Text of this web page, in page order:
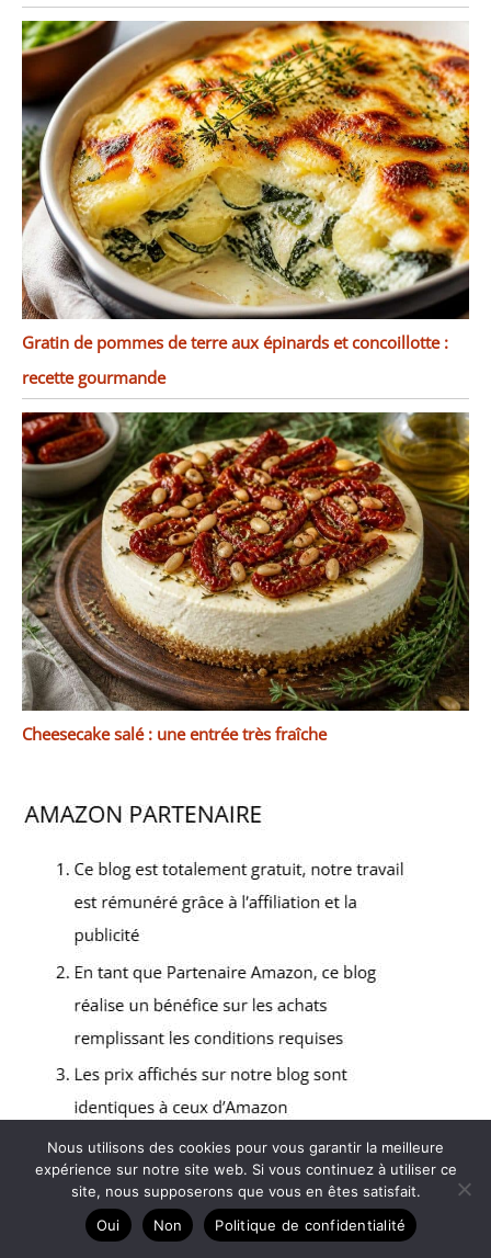
Gratin de pommes de terre aux épinards et concoillotte :
recette gourmande
Cheesecake salé : une entrée très fraîche
Copyright © 2026 Le comptoir de CaNa - Partenaire
Amazon
Nous utilisons des cookies pour vous garantir la meilleure
expérience sur notre site web. Si vous continuez à utiliser ce
site, nous supposerons que vous en êtes satisfait.
Oui
Non Politique de confidentialité